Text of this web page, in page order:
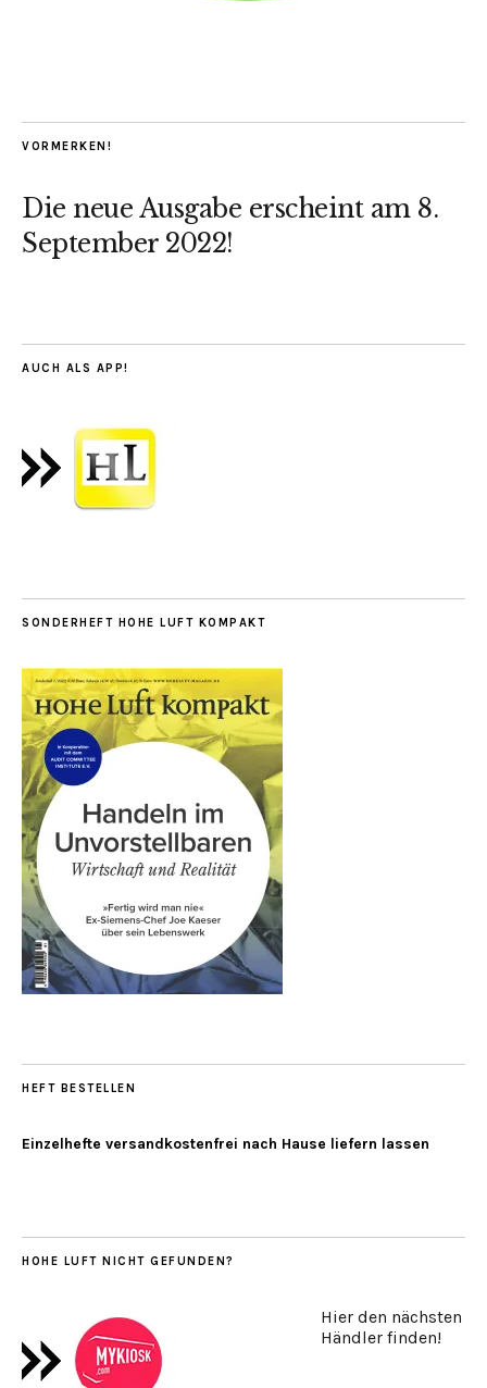
VORMERKEN!
Die neue Ausgabe erscheint am 8.
September 2022!
AUCH ALS APP!
SONDERHEFT HOHE LUFT KOMPAKT
HEFT BESTELLEN
Einzelhefte versandkostenfrei nach Hause liefern lassen
HOHE LUFT NICHT GEFUNDEN?
Hier den nächsten
Händler finden!